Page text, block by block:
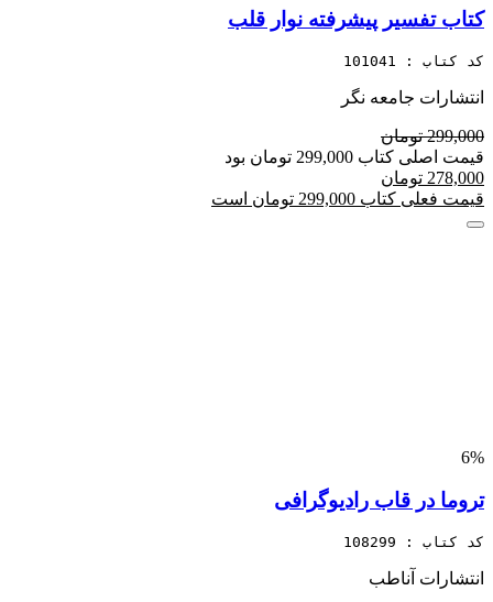
کتاب تفسیر پیشرفته نوار قلب
کد کتاب : 101041
انتشارات جامعه نگر
299,000 تومان
قیمت اصلی کتاب 299,000 تومان بود
278,000 تومان
قیمت فعلی کتاب 299,000 تومان است
6%
تروما در قاب رادیوگرافی
کد کتاب : 108299
انتشارات آناطب